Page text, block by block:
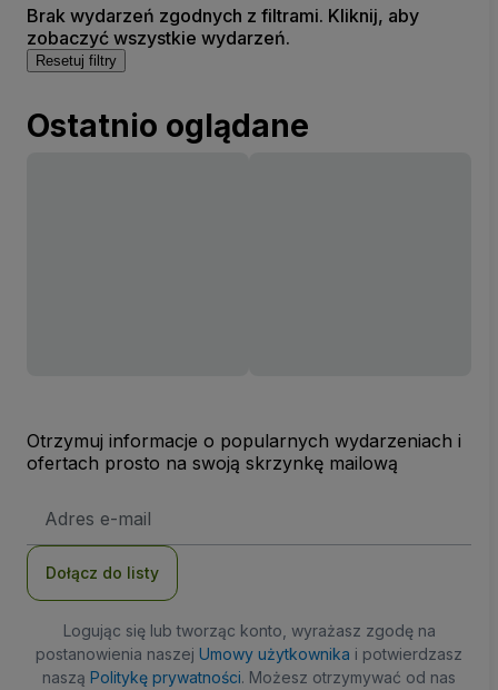
Brak wydarzeń zgodnych z filtrami. Kliknij, aby
zobaczyć wszystkie wydarzeń.
Resetuj filtry
Ostatnio oglądane
Otrzymuj informacje o popularnych wydarzeniach i
ofertach prosto na swoją skrzynkę mailową
e-
Dołącz do listy
Logując się lub tworząc konto, wyrażasz zgodę na
postanowienia naszej Umowy użytkownika i potwierdzasz
naszą Politykę prywatności. Możesz otrzymywać od nas